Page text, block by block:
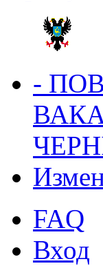
-
FAQ
Вход